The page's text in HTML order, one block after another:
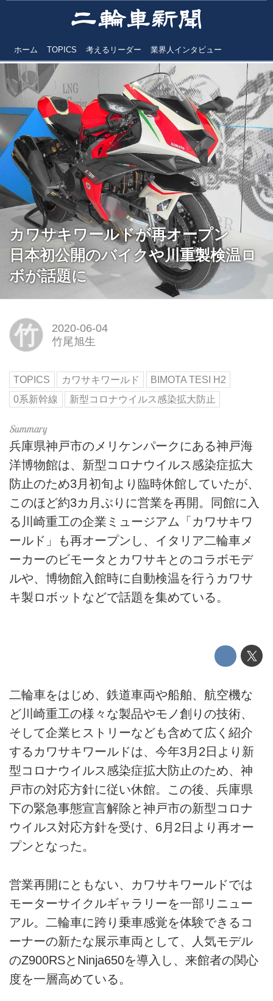
ホーム TOPICS 考えるリーダー 業界人インタビュー
カワサキワールドが再オープン
日本初公開のバイクや川重製検温ロ
ボが話題に
竹
2020-06-04
竹尾旭生
TOPICS カワサキワールド
BIMOTA TESI H2
0系新幹線
新型コロナウイルス感染拡大防止
兵庫県神戸市のメリケンパークにある神戸海
洋博物館は、新型コロナウイルス感染症拡大
防止のため3月初旬より臨時休館していたが、
このほど約3カ月ぶりに営業を再開。同館に入
る川崎重工の企業ミュージアム「カワサキワ
ールド」も再オープンし、イタリア二輪車メ
ーカーのビモータとカワサキとのコラボモデ
ルや、博物館入館時に自動検温を行うカワサ
キ製ロボットなどで話題を集めている。
二輪車をはじめ、鉄道車両や船舶、航空機な
ど川崎重工の様々な製品やモノ創りの技術、
そして企業ヒストリーなども含めて広く紹介
するカワサキワールドは、今年3月2日より新
型コロナウイルス感染症拡大防止のため、神
戸市の対応方針に従い休館。この後、兵庫県
下の緊急事態宣言解除と神戸市の新型コロナ
ウイルス対応方針を受け、6月2日より再オー
プンとなった。
営業再開にともない、カワサキワールドでは
モーターサイクルギャラリーを一部リニュー
アル。二輪車に跨り乗車感覚を体験できるコ
ーナーの新たな展示車両として、人気モデル
のZ900RSとNinja650を導入し、来館者の関心
度を一層高めている。